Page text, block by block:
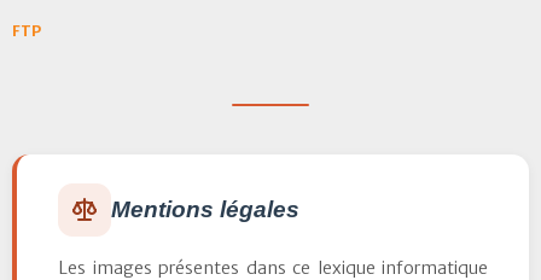
FTP
Mentions légales
Les images présentes dans ce lexique informatique